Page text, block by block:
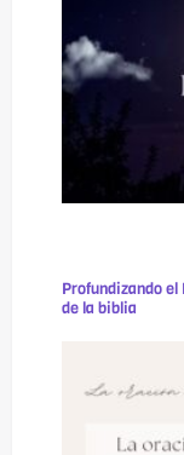
Profundizando
de la biblia